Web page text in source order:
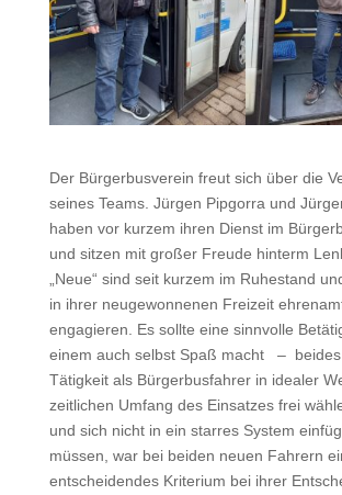
Der Bürgerbusverein freut sich über die
seines Teams. Jürgen Pipgorra und
haben vor kurzem ihren Dienst im
und sitzen mit großer Freude hinterm
„Neue“ sind seit kurzem im Ruhestand
in ihrer neugewonnenen Freizeit
engagieren. Es sollte eine sinnvolle
einem auch selbst Spaß macht – beides
Tätigkeit als Bürgerbusfahrer in idealer
zeitlichen Umfang des Einsatzes frei
und sich nicht in ein starres System
müssen, war bei beiden neuen Fahrern
entscheidendes Kriterium bei ihrer